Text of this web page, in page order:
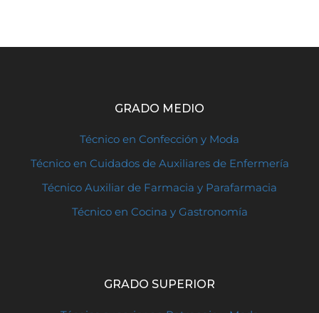
GRADO MEDIO
Técnico en Confección y Moda
Técnico en Cuidados de Auxiliares de Enfermería
Técnico Auxiliar de Farmacia y Parafarmacia
Técnico en Cocina y Gastronomía
GRADO SUPERIOR